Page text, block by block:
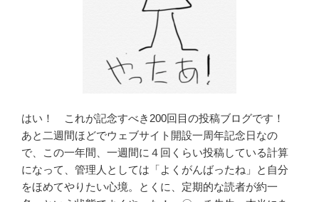
はい！ これが記念すべき200回目の投稿ブログです！
あと二週間ほどでウェブサイト開設一周年記念日なの
で、この一年間、一週間に４回くらい投稿している計算
になって、管理人としては「よくがんばったね」と自分
をほめてやりたい心境。とくに、定期的な読者が約一